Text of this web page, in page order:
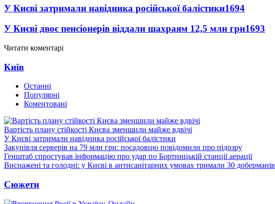
У Києві затримали навідника російської балістики1694
У Києві двоє пенсіонерів віддали шахраям 12,5 млн грн1693
Читати коментарі
Київ
Останні
Популярні
Коментовані
Вартість плану стійкості Києва зменшили майже вдвічі
У Києві затримали навідника російської балістики
Закупівля серверів на 79 млн грн: посадовцю повідомили про підозру
Генштаб спростував інформацію про удар по Бортницькій станції аерації
Виснажені та голодні: у Києві в антисанітарних умовах тримали 30 доберманів
Сюжети